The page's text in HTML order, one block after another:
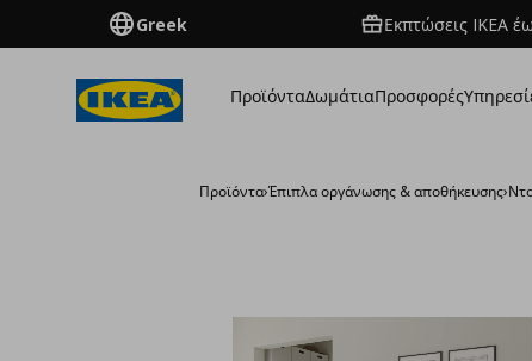
Greek Εκπτώσεις IKEA
ΠροϊόνταΔωμάτιαΠροσφορές
Προϊόντα›Έπιπλα οργάνωσης & αποθήκευσης›